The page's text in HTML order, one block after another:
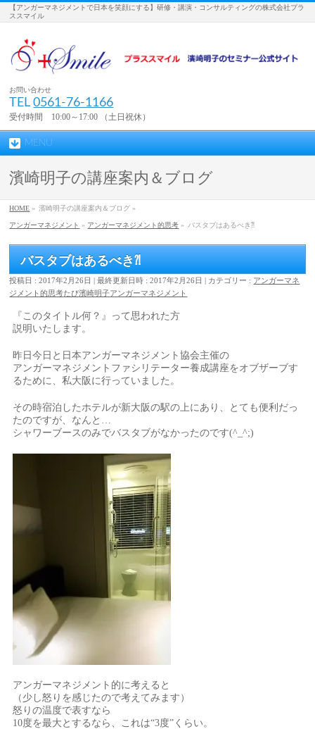
【アンガーマネジメントで日本を笑顔にする】研修・講演・コンサルティングの株式会社プラ
ススマイル
お問い合わせ
TEL0561-76-1166
受付時間 10:00～17:00 （土日祝休）
MENU
濱崎明子の講座案内＆ブログ
HOME » 濱崎明子の講座案内＆ブログ »
アンガーマネジメント » アンガーマネジメント的思考 » バスタブはあるべき⁈
バスタブはあるべき⁈
投稿日 : 2017年2月26日 最終更新日時 : 2017年2月26日 カテゴリー : アンガーマネ
ジメント的思考たび濱崎明子アンガーマネジメント
『このタイトル何？』って思われた方
説明いたします。
昨日今日と日本アンガーマネジメント協会主催の
アンガーマネジメントファシリテーター養成講座をオブザーブす
るために、私大阪に行っていました。
その時宿泊したホテルが新大阪の駅の上にあり、とても便利だっ
たのですが、なんと…
シャワーブースのみでバスタブがなかったのです(^_^;)
アンガーマネジメント的に考えると
（少し怒りを感じたので考えてみます）
怒りの温度で表すなら
10度を最大とするなら、これは“3度”くらい。